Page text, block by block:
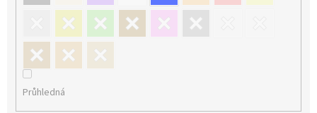
Průhledná